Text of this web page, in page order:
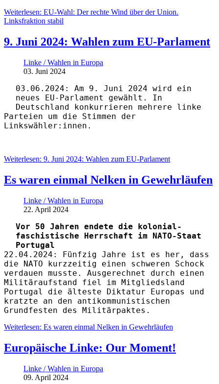
Weiterlesen: EU-Wahl: Der rechte Wind über der Union.
Linksfraktion stabil
9. Juni 2024: Wahlen zum EU-Parlament
Linke / Wahlen in Europa
03. Juni 2024
03.06.2024: Am 9. Juni 2024 wird ein
neues EU-Parlament gewählt. In
Deutschland konkurrieren mehrere linke
Parteien um die Stimmen der
Linkswähler:innen.
Weiterlesen: 9. Juni 2024: Wahlen zum EU-Parlament
Es waren einmal Nelken in Gewehrläufen
Linke / Wahlen in Europa
22. April 2024
Vor 50 Jahren endete die kolonial-
faschistische Herrschaft im NATO-Staat
Portugal
22.04.2024: Fünfzig Jahre ist es her, dass
die NATO kurzzeitig einen schweren Schock
verdauen musste. Ausgerechnet durch einen
Militäraufstand fiel im Mitgliedsland
Portugal die älteste Diktatur Europas und
kratzte an den antikommunistischen
Grundfesten des Militärpaktes.
Weiterlesen: Es waren einmal Nelken in Gewehrläufen
Europäische Linke: Our Moment!
Linke / Wahlen in Europa
09. April 2024